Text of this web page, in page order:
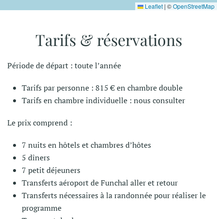
Leaflet | ©OpenStreetMap
Tarifs & réservations
Période de départ : toute l’année
Tarifs par personne : 815 € en chambre double
Tarifs en chambre individuelle : nous consulter
Le prix comprend :
7 nuits en hôtels et chambres d’hôtes
5 dîners
7 petit déjeuners
Transferts aéroport de Funchal aller et retour
Transferts nécessaires à la randonnée pour réaliser le
programme